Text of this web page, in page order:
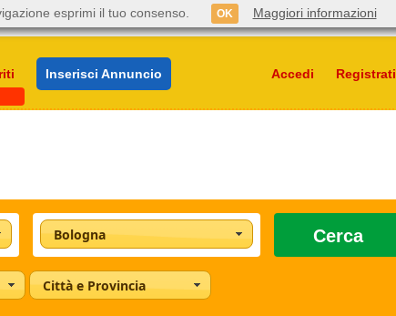
Inserisci Annuncio Accedi Registrati
Bologna Cerca
Città e Provincia
esprimi il tuo consenso. OK Maggiori informazioni